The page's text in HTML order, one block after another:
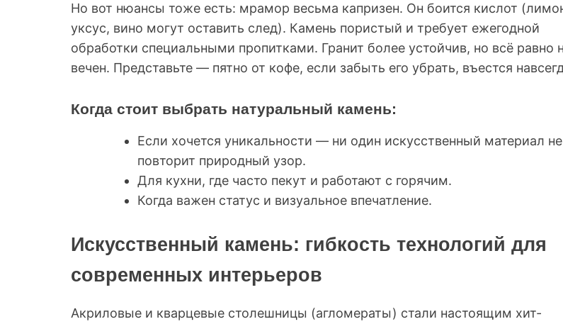
Но вот нюансы тоже есть: мрамор весьма капризен. Он боится кислот
уксус, вино могут оставить след). Камень пористый и требует ежегодной
обработки специальными пропитками. Гранит более устойчив, но всё равно
вечен. Представьте — пятно от кофе, если забыть его убрать, въестся
Когда стоит выбрать натуральный камень:
Если хочется уникальности — ни один искусственный материал не
повторит природный узор.
Для кухни, где часто пекут и работают с горячим.
Когда важен статус и визуальное впечатление.
Искусственный камень: гибкость технологий для
современных интерьеров
Акриловые и кварцевые столешницы (агломераты) стали настоящим хит-